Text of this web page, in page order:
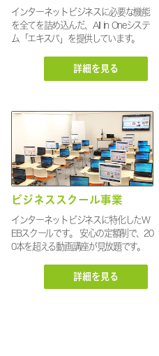
インターネットビジネスに必要な機能
を全てを詰め込んだ、All in Oneシステ
ム「エキスパ」を提供しています。
詳細を見る
ビジネススクール事業
インターネットビジネスに特化したW
EBスクールです。 安心の定額制で、20
0本を超える動画講座が見放題です。
詳細を見る